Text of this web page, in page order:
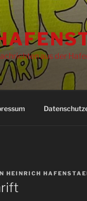
aus der
HEINRICH